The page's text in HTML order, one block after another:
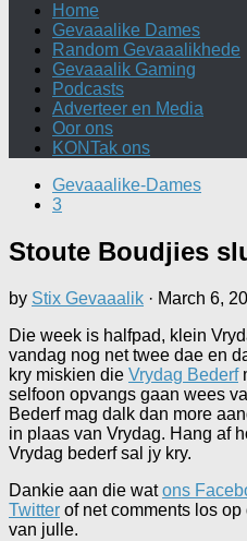
Home
Gevaaalike Dames
Random Gevaaalikhede
Gevaaalik Gaming
Podcasts
Adverteer en Media
Oor ons
KONTak ons
Gevaaalike-Dames
3
Stoute Boudjies
by Stix Gevaaalik · March 6,
Die week is halfpad, klein
vandag nog net twee dae en
kry miskien die Vrydag Bederf
selfoon opvangs gaan wees
Bederf mag dalk dan more
in plaas van Vrydag. Hang af
Vrydag bederf sal jy kry.
Dankie aan die watons
Twitter of net comments los
van julle.